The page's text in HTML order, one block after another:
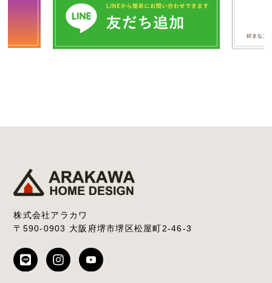
株式会社アラカワ
〒590-0903 大阪府堺市堺区松屋町2-46-3